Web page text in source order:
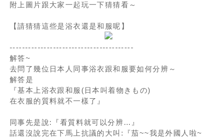
附上圖片跟大家一起玩一下猜猜看～
【請猜猜這些是浴衣還是和服呢】
----------------------------------------
解答~
去問了幾位日本人同事浴衣跟和服要如何分辨～
解答是
『基本上浴衣跟和服(日本叫着物きもの)
在衣服的質料就不一樣了』
同事先是說:『看質料就可以分辨…』
話還沒說完在下馬上抗議的大叫:『茄~~我是外國人啦~